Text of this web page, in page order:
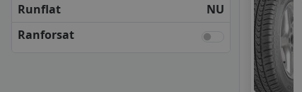
KUMHO
MATADOR
Runflat
NU
Ranforsat